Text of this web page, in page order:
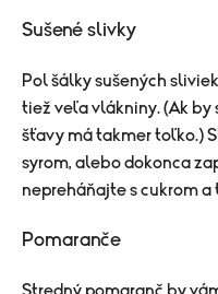
Sušené slivky
Pol šálky sušených
tiež veľa vlákniny. (Ak by
šťavy má takmer toľko.)
syrom, alebo dokonca
nepreháňajte s cukrom a
Pomaranče